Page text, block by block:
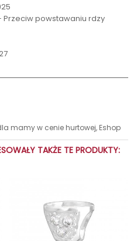
Przeciw powstawaniu rdzy
mamy w cenie hurtowej, Eshop
TAKŻE TE PRODUKTY: